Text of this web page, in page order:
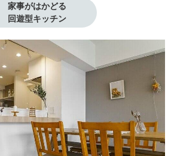
家事がはかどる
回遊型キッチン